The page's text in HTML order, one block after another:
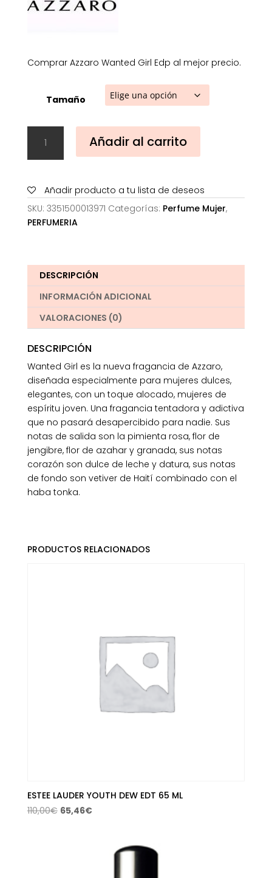
Comprar Azzaro Wanted Girl Edp al mejor precio.
Tamaño
Wanted
Girl
cantidad
Añadir al carrito
Añadir producto a tu lista de deseos
SKU: 3351500013971 Categorías: Perfume Mujer,
PERFUMERIA
DESCRIPCIÓN
INFORMACIÓN ADICIONAL
VALORACIONES (0)
DESCRIPCIÓN
Wanted Girl es la nueva fragancia de Azzaro,
diseñada especialmente para mujeres dulces,
elegantes, con un toque alocado, mujeres de
espíritu joven. Una fragancia tentadora y adictiva
que no pasará desapercibido para nadie. Sus
notas de salida son la pimienta rosa, flor de
jengibre, flor de azahar y granada, sus notas
corazón son dulce de leche y datura, sus notas
de fondo son vetiver de Haití combinado con el
haba tonka.
PRODUCTOS RELACIONADOS
ESTEE LAUDER YOUTH DEW EDT 65 ML
110,00€ El
65,46€El